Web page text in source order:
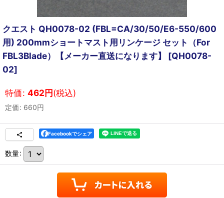
クエスト QH0078-02 (FBL=CA/30/50/E6-550/600
用) 200mmショートマスト用リンケージ セット（For
FBL3Blade）【メーカー直送になります】 [QH0078-
02]
特価: 462円(税込)
定価: 660円
Facebookでシェア
数量: